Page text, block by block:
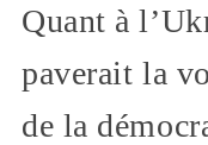
Quant à
paverait la
de la